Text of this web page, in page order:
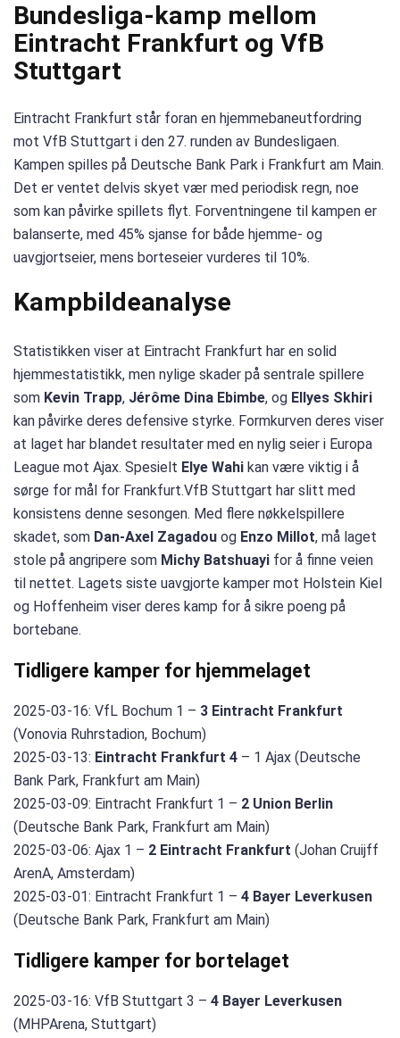
Bundesliga-kamp mellom
Eintracht Frankfurt og VfB
Stuttgart
Eintracht Frankfurt står foran en hjemmebaneutfordring
mot VfB Stuttgart i den 27. runden av Bundesligaen.
Kampen spilles på Deutsche Bank Park i Frankfurt am Main.
Det er ventet delvis skyet vær med periodisk regn, noe
som kan påvirke spillets flyt. Forventningene til kampen er
balanserte, med 45% sjanse for både hjemme- og
uavgjortseier, mens borteseier vurderes til 10%.
Kampbildeanalyse
Statistikken viser at Eintracht Frankfurt har en solid
hjemmestatistikk, men nylige skader på sentrale spillere
som Kevin Trapp, Jérôme Dina Ebimbe, og Ellyes Skhiri
kan påvirke deres defensive styrke. Formkurven deres viser
at laget har blandet resultater med en nylig seier i Europa
League mot Ajax. Spesielt Elye Wahi kan være viktig i å
sørge for mål for Frankfurt.VfB Stuttgart har slitt med
konsistens denne sesongen. Med flere nøkkelspillere
skadet, som Dan-Axel Zagadou og Enzo Millot, må laget
stole på angripere som Michy Batshuayi for å finne veien
til nettet. Lagets siste uavgjorte kamper mot Holstein Kiel
og Hoffenheim viser deres kamp for å sikre poeng på
bortebane.
Tidligere kamper for hjemmelaget
2025-03-16: VfL Bochum 1 – 3 Eintracht Frankfurt
(Vonovia Ruhrstadion, Bochum)
2025-03-13: Eintracht Frankfurt 4 – 1 Ajax (Deutsche
Bank Park, Frankfurt am Main)
2025-03-09: Eintracht Frankfurt 1 – 2 Union Berlin
(Deutsche Bank Park, Frankfurt am Main)
2025-03-06: Ajax 1 – 2 Eintracht Frankfurt (Johan Cruijff
ArenA, Amsterdam)
2025-03-01: Eintracht Frankfurt 1 – 4 Bayer Leverkusen
(Deutsche Bank Park, Frankfurt am Main)
Tidligere kamper for bortelaget
2025-03-16: VfB Stuttgart 3 – 4 Bayer Leverkusen
(MHPArena, Stuttgart)